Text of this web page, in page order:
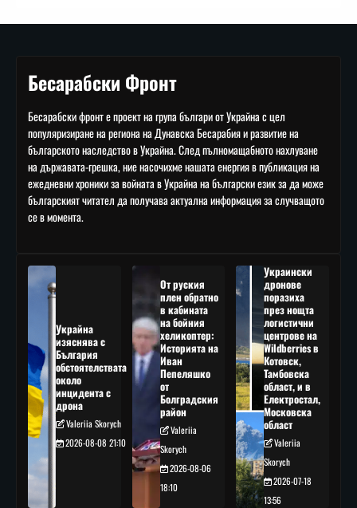
Бесарабски Фронт
Бесарабски фронт е проект на група българи от Украйна с цел
популяризиране на региона на Дунавска Бесарабия и развитие на
българското наследство в Украйна. След пълномащабното нахлуване
на държавата-грешка, ние насочихме нашата енергия в публикация на
ежедневни хроники за войната в Украйна на български език за да може
българският читател да получава актуална информация за случващото
се в момента.
Украйна
изяснява с
България
обстоятелствата
около
инцидента с
дрона
Valeriia Skorych
2026-08-08 21:10
От руския
плен обратно
в кабината
на бойния
хеликоптер:
Историята на
Иван
Пепеляшко
от
Болградския
район
Valeriia
Skorych
2026-08-06
18:10
Украински
дронове
поразиха
през нощта
логистични
центрове на
Wildberries в
Котовск,
Тамбовска
област, и в
Електростал,
Московска
област
Valeriia
Skorych
2026-07-18
13:56